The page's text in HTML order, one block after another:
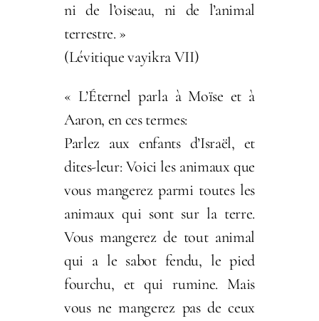
ni de l’oiseau, ni de l’animal
terrestre. »
(Lévitique vayikra VII)
« L’Éternel parla à Moïse et à
Aaron, en ces termes:
Parlez aux enfants d’Israël, et
dites-leur: Voici les animaux que
vous mangerez parmi toutes les
animaux qui sont sur la terre.
Vous mangerez de tout animal
qui a le sabot fendu, le pied
fourchu, et qui rumine. Mais
vous ne mangerez pas de ceux